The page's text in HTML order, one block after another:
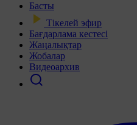
Басты
Тікелей эфир
Бағдарлама кестесі
Жаңалықтар
Жобалар
Видеоархив